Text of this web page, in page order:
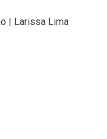
| Larissa Lima